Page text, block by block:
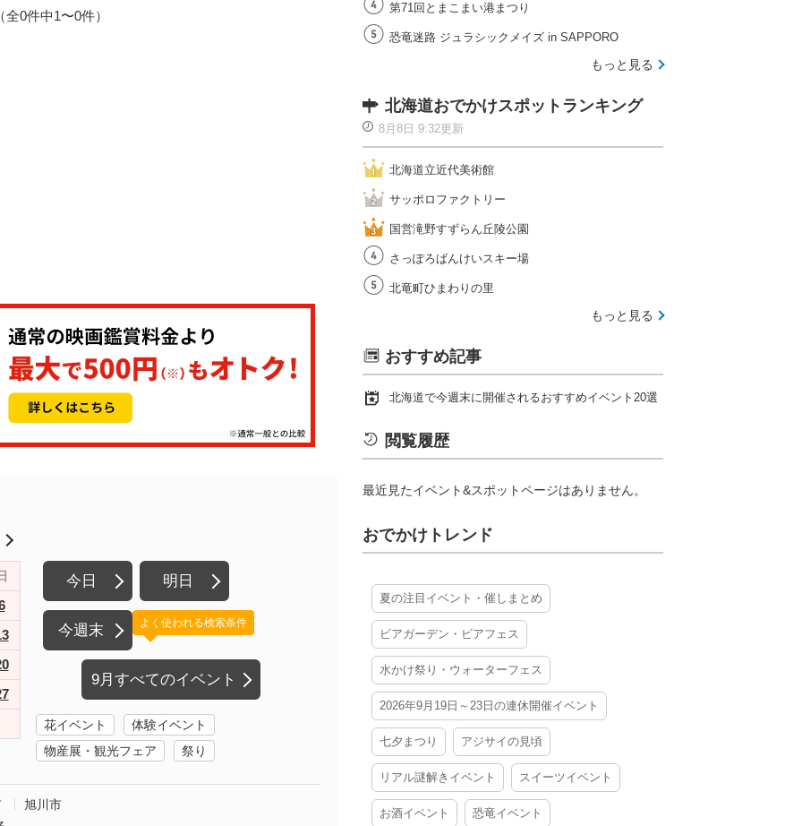
全0件中1〜0件）
今日 明日
今週末
9月すべてのイベント
よく使われる検索条件
花イベント
体験イベント
物産展・観光フェア
祭り
旭川市
第71回とまこまい港まつり
恐竜迷路 ジュラシックメイズ in SAPPORO
もっと見る
北海道おでかけスポットランキング
8月8日 9:32更新
北海道立近代美術館
サッポロファクトリー
国営滝野すずらん丘陵公園
さっぽろばんけいスキー場
北竜町ひまわりの里
もっと見る
おすすめ記事
北海道で今週末に開催されるおすすめイベント20選
閲覧履歴
最近見たイベント&スポットページはありません。
おでかけトレンド
夏の注目イベント・催しまとめ
ビアガーデン・ビアフェス
水かけ祭り・ウォーターフェス
2026年9月19日～23日の連休開催イベント
七夕まつり アジサイの見頃
リアル謎解きイベント スイーツイベント
お酒イベント 恐竜イベント